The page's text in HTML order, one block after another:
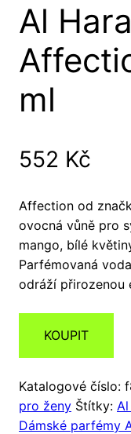
Al
ml
552 Kč
Affection od
ovocná vůně pro
mango, bílé
Parfémovaná
odráží přirozenou
KOUPIT
Katalogové číslo:
pro ženy Štítky:
Dámské parfémy